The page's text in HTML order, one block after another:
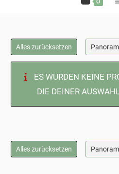
Alles zurücksetzen
ES WURDEN KEINE
DIE DEINER
Alles zurücksetzen